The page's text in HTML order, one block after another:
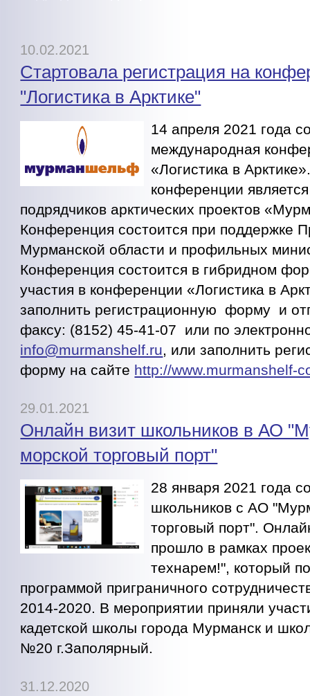
10.02.2021
Стартовала регистрация на
"Логистика в Арктике"
14 апреля 2021 года
международная
«Логистика в
конференции
подрядчиков арктических проектов
Конференция состоится при поддержке
Мурманской области и профильных
Конференция состоится в гибридном
участия в конференции «Логистика в
заполнить регистрационную форму и
факсу: (8152) 45-41-07 или по
info@murmanshelf.ru, или заполнить
форму на сайте http://www.murmanshelf-
29.01.2021
Онлайн визит школьников в АО
морской торговый порт"
28 января 2021 года
школьников с АО
торговый порт".
прошло в рамках
технарем!", который
программой приграничного
2014-2020. В мероприятии приняли
кадетской школы города Мурманск и
№20 г.Заполярный.
31.12.2020